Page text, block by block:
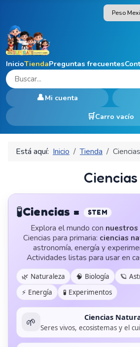
InicioTiendaPreguntas frecuentes
👤Mi cuenta
Carro vacío
Está aquí: Inicio Tienda Ciencias
Ciencias
🧪Ciencias = STEM
Explora el mundo con
Ciencias para primaria: ciencias
astronomía, energía y
Actividades listas para usar en
🌿 Naturaleza 🧠 Biología
🪐
⚡ Energía
🧪 Experimentos
🌱 Ciencias
Seres vivos, ecosistemas y el